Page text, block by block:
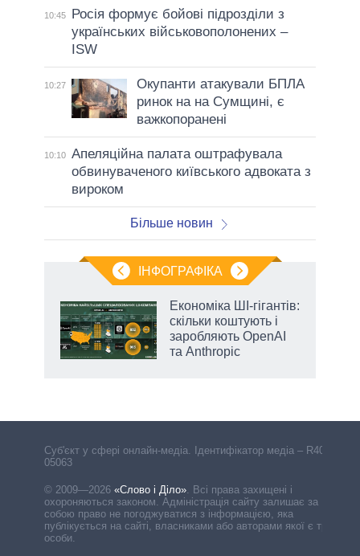
10:45
Росія формує бойові підрозділи з
українських військовополонених –
ISW
10:27
Окупанти атакували БПЛА
ринок на на Сумщині, є
важкопоранені
10:10 Апеляційна палата оштрафувала
обвинуваченого київського адвоката з
вироком
Більше новин
ІНФОГРАФІКА
Економіка ШІ-гігантів:
скільки коштують і
заробляють OpenAI
та Anthropic
Cуб'єкт у сфері онлайн-медіа. Ідентифікатор медіа – R40-
05063
© 2009—2026 «Слово і Діло». Всі права захищені і
охороняються законом. Адміністрація сайту залишає за
собою право не погоджуватися з інформацією, яка
публікується на сайті, власниками або авторами якої є треті
особи.